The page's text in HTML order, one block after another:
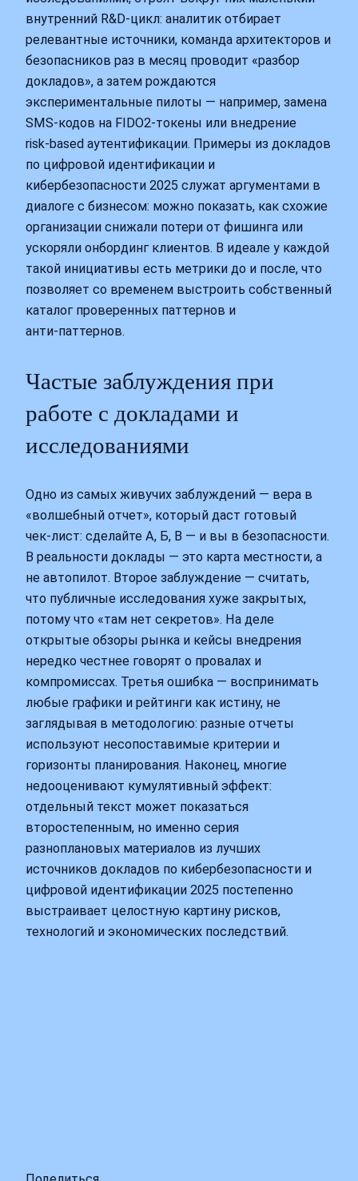
внутренний R&D‑цикл: аналитик отбирает
релевантные источники, команда архитекторов и
безопасников раз в месяц проводит «разбор
докладов», а затем рождаются
экспериментальные пилоты — например, замена
SMS‑кодов на FIDO2‑токены или внедрение
risk‑based аутентификации. Примеры из докладов
по цифровой идентификации и
кибербезопасности 2025 служат аргументами в
диалоге с бизнесом: можно показать, как схожие
организации снижали потери от фишинга или
ускоряли онбординг клиентов. В идеале у каждой
такой инициативы есть метрики до и после, что
позволяет со временем выстроить собственный
каталог проверенных паттернов и
анти‑паттернов.
Частые заблуждения при
работе с докладами и
исследованиями
Одно из самых живучих заблуждений — вера в
«волшебный отчет», который даст готовый
чек‑лист: сделайте А, Б, В — и вы в безопасности.
В реальности доклады — это карта местности, а
не автопилот. Второе заблуждение — считать,
что публичные исследования хуже закрытых,
потому что «там нет секретов». На деле
открытые обзоры рынка и кейсы внедрения
нередко честнее говорят о провалах и
компромиссах. Третья ошибка — воспринимать
любые графики и рейтинги как истину, не
заглядывая в методологию: разные отчеты
используют несопоставимые критерии и
горизонты планирования. Наконец, многие
недооценивают кумулятивный эффект:
отдельный текст может показаться
второстепенным, но именно серия
разноплановых материалов из лучших
источников докладов по кибербезопасности и
цифровой идентификации 2025 постепенно
выстраивает целостную картину рисков,
технологий и экономических последствий.